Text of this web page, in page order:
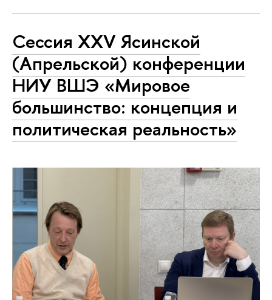
Сессия XXV Ясинской
(Апрельской) конференции
НИУ ВШЭ «Мировое
большинство: концепция и
политическая реальность»